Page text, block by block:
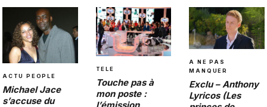
ACTU PEOPLE
Michael Jace
s’accuse du
TELE
Touche pas à
mon poste :
A NE PAS
MANQUER
Exclu – Anthony
Lyricos (Les